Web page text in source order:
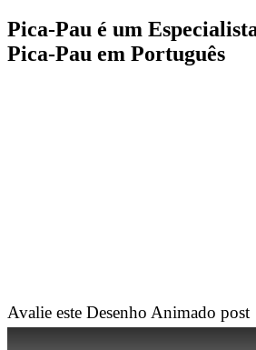
Pica-Pau é um
Pica-Pau em Português
Avalie este Desenho Animado post